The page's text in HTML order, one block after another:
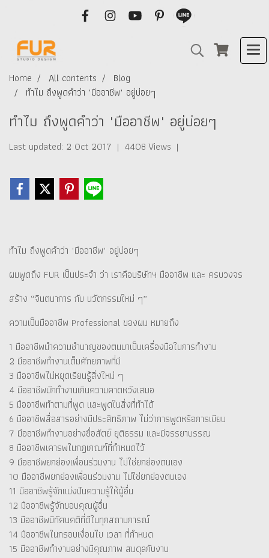
Home All contents
Blog
ทำไม ถึงพูดคำว่า "มืออาชีพ" อยู่บ่อยๆ
ทำไม ถึงพูดคำว่า "มืออาชีพ" อยู่บ่อยๆ
Last updated: 2 Oct 2017 | 4408 Views |
ทำไม ถึงพูดคำว่า "มืออาชีพ" อยู่บ่อยๆ
ผมพูดถึง FUR เป็นประจำ ว่า เราคือบริษัทฯ มืออาชีพ และ ครบวงจร
สร้าง “จินตนาการ กับ นวัตกรรมใหม่ ๆ”
ความเป็นมืออาชีพ Professional ของผม หมายถึง
1 มืออาชีพนำความชำนาญของตนมาเป็นเครื่องมือในการทำงาน
2 มืออาชีพทำงานเต็มศักยภาพที่มี
3 มืออาชีพไม่หยุดเรียนรู้สิ่งใหม่ ๆ
4 มืออาชีพมักทำงานเกินความคาดหวังเสมอ
5 มืออาชีพทำตามที่พูด และพูดในสิ่งที่ทำได้
6 มืออาชีพสื่อสารอย่างมีประสิทธิภาพ ไม่ว่าการพูดหรือการเขียน
7 มืออาชีพทำงานอย่างซื่อสัตย์ ยุติธรรม และมีจรรยาบรรณ
8 มืออาชีพเคารพในกฎเกณฑ์ที่กำหนดไว้
9 มืออาชีพยกย่องเพื่อนร่วมงาน ไม่ใช่ยกย่องตนเอง
10 มืออาชีพยกย่องเพื่อนร่วมงาน ไม่ใช่ยกย่องตนเอง
11 มืออาชีพรู้จักแบ่งปันความรู้ให้ผู้อื่น
12 มืออาชีพรู้จักขอบคุณผู้อื่น
13 มืออาชีพมีทัศนคติที่ดีในทุกสถานการณ์
14 มืออาชีพในกรอบเงื่อนไข เวลา ที่กำหนด
15 มืออาชีพทำงานอย่างมีคุณภาพ สมดุลกับงาน